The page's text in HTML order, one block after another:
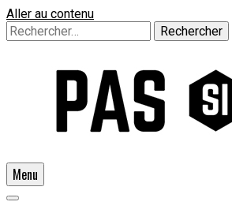
Aller au contenu
Rechercher :
Un guide pour l'homme moderne
Menu